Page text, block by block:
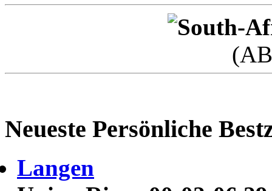
Neueste Persönliche
Langen